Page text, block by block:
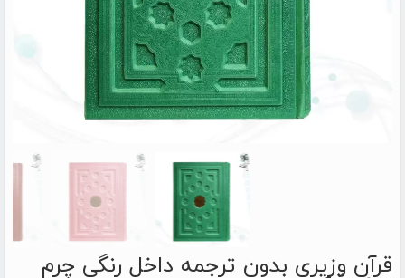
قرآن وزیری بدون ترجمه داخل رنگی چرم